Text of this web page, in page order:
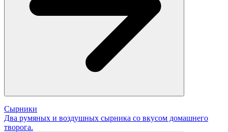
Сырники
Два румяных и воздушных сырника со вкусом домашнего
творога.